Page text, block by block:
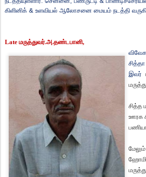
கிளினிக் & உளவியல் ஆலோசனை மையம் நடத்தி
Late மருத்துவர்.அ.தண்டபானி,
சித்தா
இவர்
சித்த
ஊரக
மேலும்